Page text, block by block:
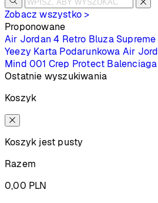
Zobacz wszystko >
Proponowane
Air Jordan 4 Retro Bluza Supreme
Yeezy Karta Podarunkowa Air
Mind 001 Crep Protect Balenciaga
Ostatnie wyszukiwania
Koszyk
Koszyk jest pusty
Razem
0,00 PLN